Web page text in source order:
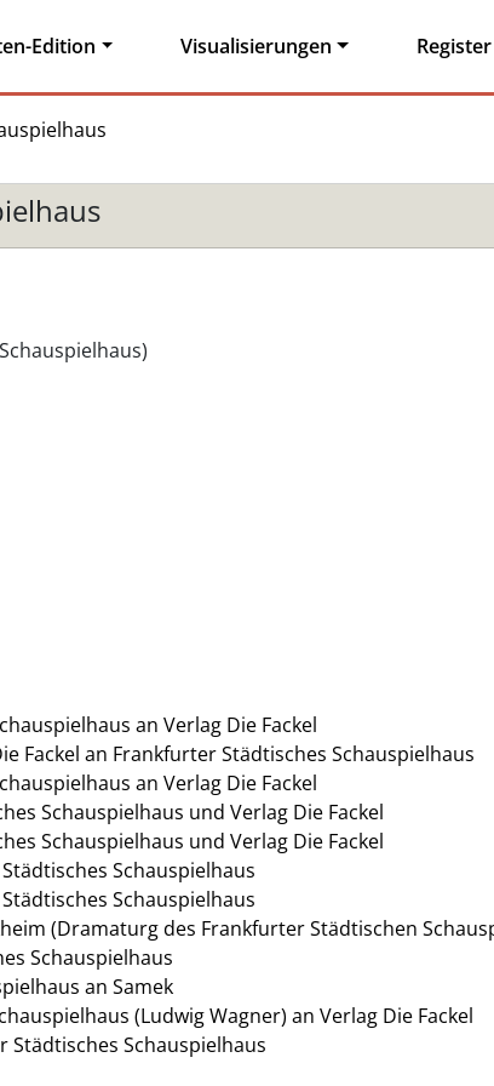
Edition Visualisierungen Register
an Verlag Die Fackel
Fackel an Frankfurter Städtisches Schauspielhaus
an Verlag Die Fackel
Schauspielhaus und Verlag Die Fackel
Schauspielhaus und Verlag Die Fackel
Schauspielhaus
Schauspielhaus
(Dramaturg des Frankfurter Städtischen
Schauspielhaus
an Samek
(Ludwig Wagner) an Verlag Die Fackel
Städtisches Schauspielhaus